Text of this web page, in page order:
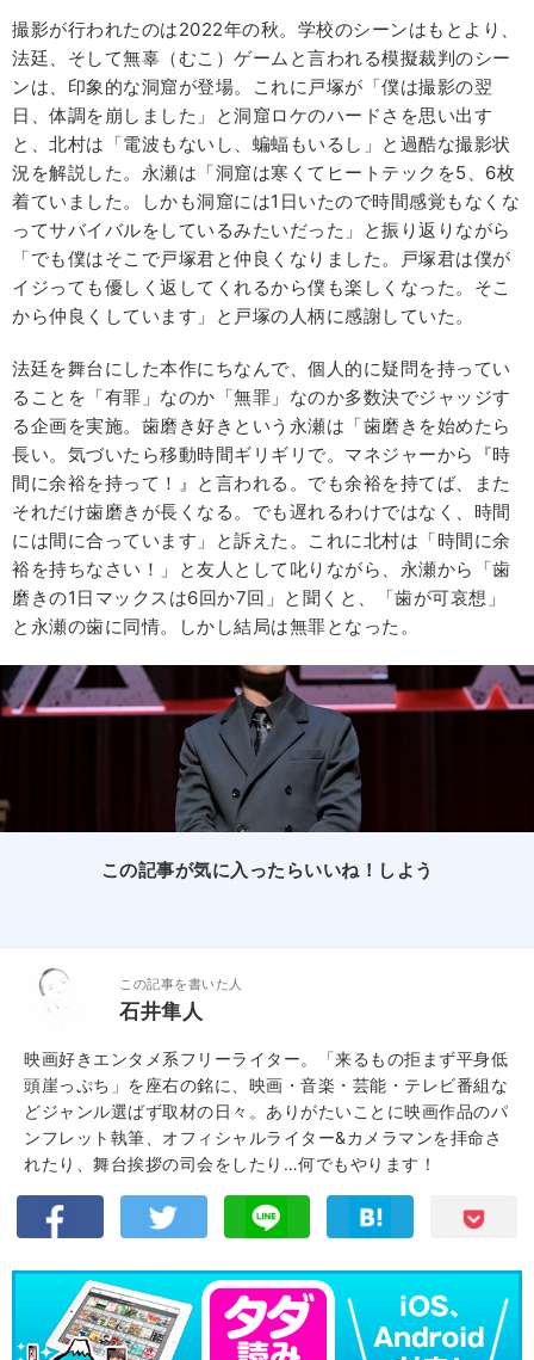
撮影が行われたのは2022年の秋。学校のシーンはもとより、
法廷、そして無辜（むこ）ゲームと言われる模擬裁判のシー
ンは、印象的な洞窟が登場。これに戸塚が「僕は撮影の翌
日、体調を崩しました」と洞窟ロケのハードさを思い出す
と、北村は「電波もないし、蝙蝠もいるし」と過酷な撮影状
況を解説した。永瀬は「洞窟は寒くてヒートテックを5、6枚
着ていました。しかも洞窟には1日いたので時間感覚もなくな
ってサバイバルをしているみたいだった」と振り返りながら
「でも僕はそこで戸塚君と仲良くなりました。戸塚君は僕が
イジっても優しく返してくれるから僕も楽しくなった。そこ
から仲良くしています」と戸塚の人柄に感謝していた。
法廷を舞台にした本作にちなんで、個人的に疑問を持ってい
ることを「有罪」なのか「無罪」なのか多数決でジャッジす
る企画を実施。歯磨き好きという永瀬は「歯磨きを始めたら
長い。気づいたら移動時間ギリギリで。マネジャーから『時
間に余裕を持って！』と言われる。でも余裕を持てば、また
それだけ歯磨きが長くなる。でも遅れるわけではなく、時間
には間に合っています」と訴えた。これに北村は「時間に余
裕を持ちなさい！」と友人として叱りながら、永瀬から「歯
磨きの1日マックスは6回か7回」と聞くと、「歯が可哀想」
と永瀬の歯に同情。しかし結局は無罪となった。
この記事が気に入ったらいいね！しよう
この記事を書いた人
石井隼人
映画好きエンタメ系フリーライター。「来るもの拒まず平身低
頭崖っぷち」を座右の銘に、映画・音楽・芸能・テレビ番組な
どジャンル選ばず取材の日々。ありがたいことに映画作品のパ
ンフレット執筆、オフィシャルライター&カメラマンを拝命さ
れたり、舞台挨拶の司会をしたり…何でもやります！